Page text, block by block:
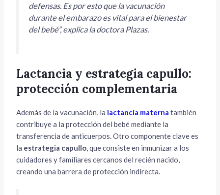
defensas. Es por esto que la vacunación
durante el embarazo es vital para el bienestar
del bebé”, explica la doctora Plazas.
Lactancia y estrategia capullo:
protección complementaria
Además de la vacunación, la lactancia materna también
contribuye a la protección del bebé mediante la
transferencia de anticuerpos. Otro componente clave es
la estrategia capullo, que consiste en inmunizar a los
cuidadores y familiares cercanos del recién nacido,
creando una barrera de protección indirecta.